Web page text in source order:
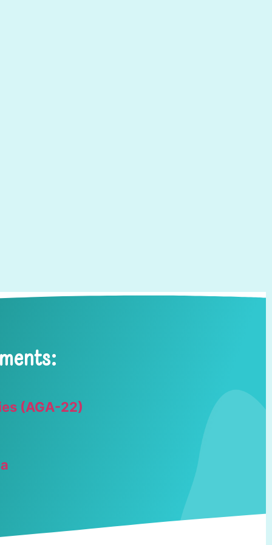
(AGA-22)